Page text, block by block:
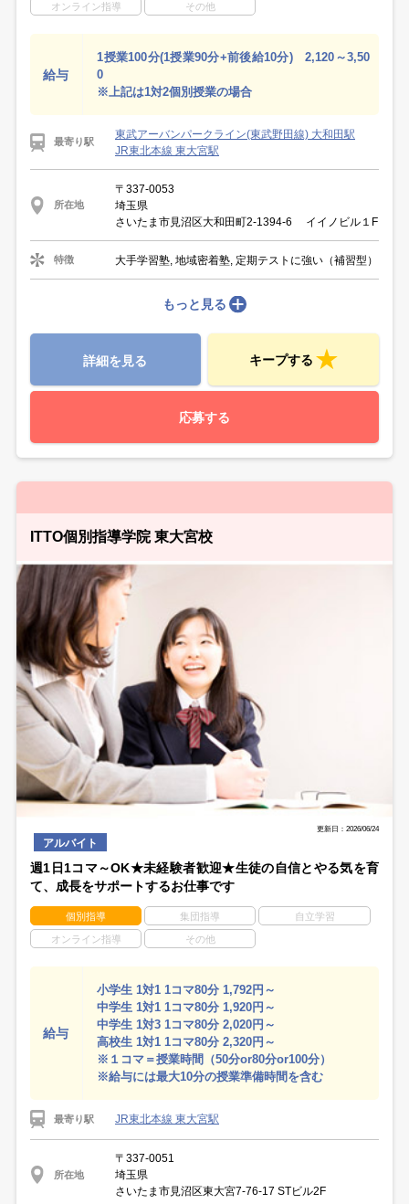
オンライン指導 その他
給与
1授業100分(1授業90分+前後給10分) 2,120～3,50
0
※上記は1対2個別授業の場合
最寄り駅
東武アーバンパークライン(東武野田線) 大和田駅
JR東北本線 東大宮駅
所在地
〒337-0053
埼玉県
さいたま市見沼区大和田町2-1394-6 イイノビル１F
特徴 大手学習塾, 地域密着塾, 定期テストに強い（補習型）
もっと見る
詳細を見る キープする
応募する
ITTO個別指導学院 東大宮校
更新日：2026/06/24
アルバイト
週1日1コマ～OK★未経験者歓迎★生徒の自信とやる気を育
て、成長をサポートするお仕事です
個別指導 集団指導 自立学習
オンライン指導 その他
給与
小学生 1対1 1コマ80分 1,792円～
中学生 1対1 1コマ80分 1,920円～
中学生 1対3 1コマ80分 2,020円～
高校生 1対1 1コマ80分 2,320円～
※１コマ＝授業時間（50分or80分or100分）
※給与には最大10分の授業準備時間を含む
最寄り駅 JR東北本線 東大宮駅
所在地
〒337-0051
埼玉県
さいたま市見沼区東大宮7-76-17 STビル2F